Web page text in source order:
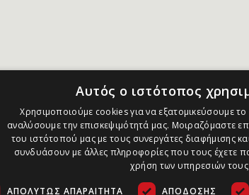
Αυτός ο ιστότοπος
Χρησιμοποιούμε cookies για να εξατομικεύσουμε το
αναλύσουμε την επισκεψιμότητά μας. Μοιραζόμαστε
του ιστότοπού μας με τους συνεργάτες διαφήμισης
συνδυάσουν με άλλες πληροφορίες που τους έχετε
χρήση των υπηρεσιών
ΑΠΟΛΎΤΩΣ ΑΠΑΡΑΊΤΗΤΑ ΑΠΌΔΟΣΗΣ